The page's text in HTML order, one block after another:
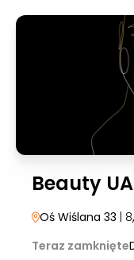
Beauty
Oś Wiślana 33 | 8
Teraz zamknięte